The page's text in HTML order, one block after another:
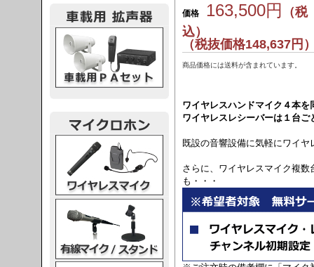
価格 163,500円 （税
込）
（税抜価格148,637円
商品価格には送料が含まれています。
ワイヤレスハンドマイク４本
ワイヤレスレシーバーは１台
既設の音響設備に気軽にワイ
さらに、ワイヤレスマイク複
も・・・